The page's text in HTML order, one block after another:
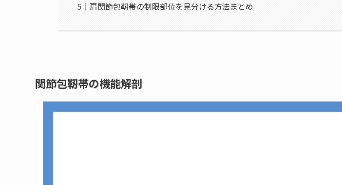
肩関節包靭帯の制限部位を見分ける方法まとめ
関節包靭帯の機能解剖